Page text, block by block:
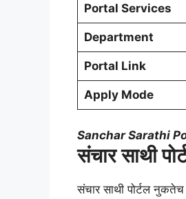
Portal Services
Department
Portal Link
Apply Mode
Sanchar Sarathi
संचार साथी
संचार साथी पोर्टल